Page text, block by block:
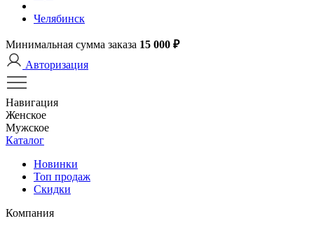
Челябинск
Минимальная сумма заказа 15 000 ₽
Авторизация
Навигация
Женское
Мужское
Каталог
Новинки
Топ продаж
Скидки
Компания